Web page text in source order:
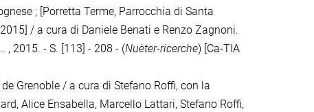
; [Porretta Terme, Parrocchia di Santa
/ a cura di Daniele Benati e Renzo Zagnoni.
, 2015. - S. [113] - 208 - (Nuèter-ricerche) [Ca-TIA
Grenoble / a cura di Stefano Roffi, con la
Alice Ensabella, Marcello Lattari, Stefano Roffi,